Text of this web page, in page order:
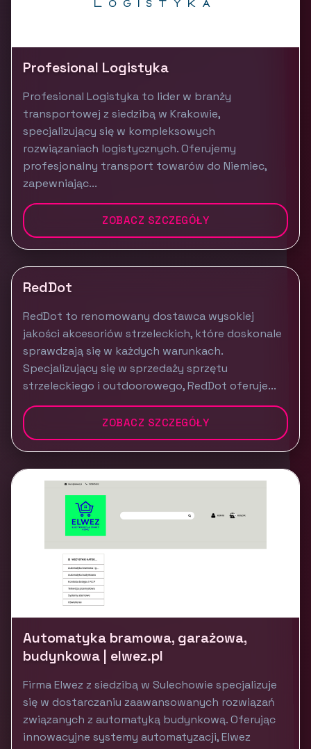
Profesional Logistyka
Profesional Logistyka to lider w branży
transportowej z siedzibą w Krakowie,
specjalizujący się w kompleksowych
rozwiązaniach logistycznych. Oferujemy
profesjonalny transport towarów do Niemiec,
zapewniając...
ZOBACZ SZCZEGÓŁY
RedDot
RedDot to renomowany dostawca wysokiej
jakości akcesoriów strzeleckich, które doskonale
sprawdzają się w każdych warunkach.
Specjalizujący się w sprzedaży sprzętu
strzeleckiego i outdoorowego, RedDot oferuje...
ZOBACZ SZCZEGÓŁY
Automatyka bramowa, garażowa,
budynkowa | elwez.pl
Firma Elwez z siedzibą w Sulechowie specjalizuje
się w dostarczaniu zaawansowanych rozwiązań
związanych z automatyką budynkową. Oferując
innowacyjne systemy automatyzacji, Elwez